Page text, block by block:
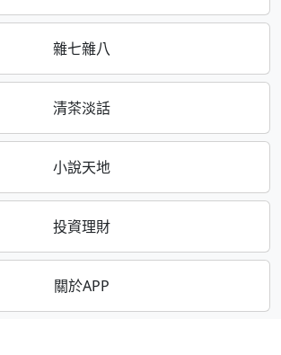
雜七雜八
清茶淡話
小說天地
投資理財
關於APP